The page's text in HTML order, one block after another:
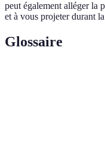
peut également alléger la
et à vous projeter durant
Glossaire